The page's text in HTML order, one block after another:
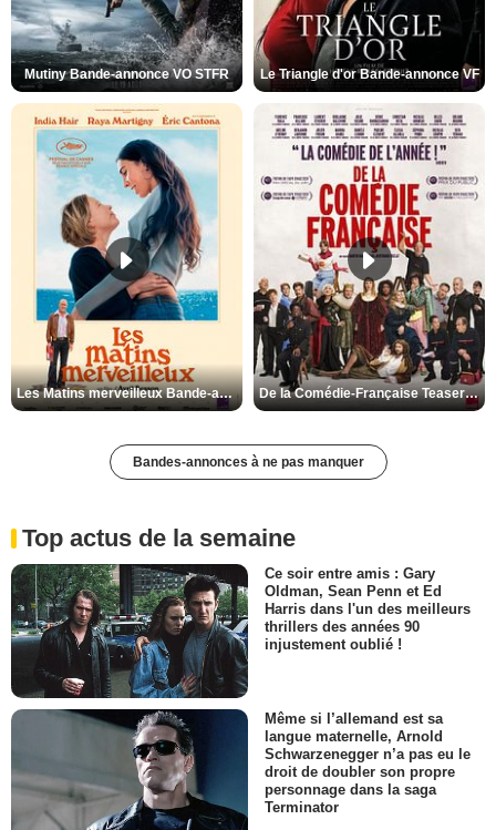
Mutiny Bande-annonce VO STFR Le Triangle d'or Bande-annonce VF
Les Matins merveilleux Bande-annonce VF De la Comédie-Française Teaser VF
Bandes-annonces à ne pas manquer
Top actus de la semaine
Ce soir entre amis : Gary
Oldman, Sean Penn et Ed
Harris dans l'un des meilleurs
thrillers des années 90
injustement oublié !
Même si l’allemand est sa
langue maternelle, Arnold
Schwarzenegger n’a pas eu le
droit de doubler son propre
personnage dans la saga
Terminator